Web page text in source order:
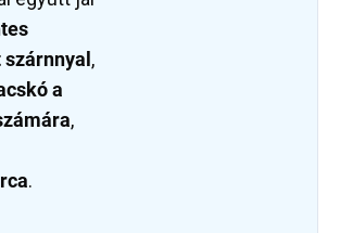
,
a
,
.